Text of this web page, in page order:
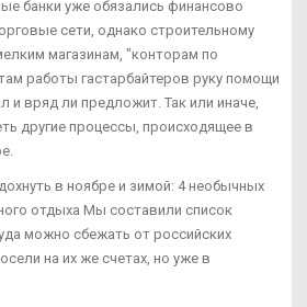
банки уже обязались финансово
сети, однако строительному
магазинам, "конторам по
работы гастарбайтеров руку помощи
и вряд ли предложит. Так или иначе,
другие процессы, происходящее в
в ноябре и зимой: 4 необычных
отдыха Мы составили список
можно сбежать от российских
на их же счетах, но уже в